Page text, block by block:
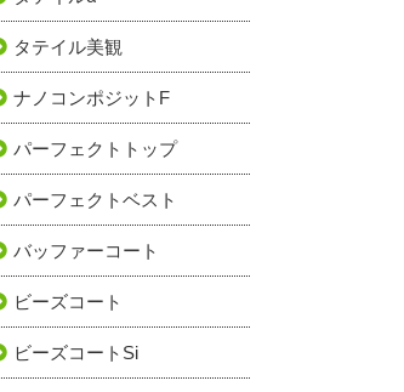
タテイル美観
ナノコンポジットF
パーフェクトトップ
パーフェクトベスト
バッファーコート
ビーズコート
ビーズコートSi